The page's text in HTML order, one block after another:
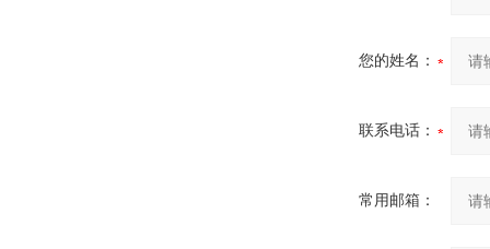
您的姓名：
联系电话：
常用邮箱：